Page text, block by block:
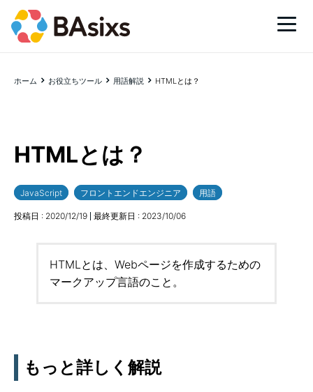
ホーム お役立ちツール 用語解説 HTMLとは？
HTMLとは？
JavaScript フロントエンドエンジニア 用語
投稿日 : 2020/12/19 最終更新日 : 2023/10/06
HTMLとは、Webページを作成するための
マークアップ言語のこと。
もっと詳しく解説